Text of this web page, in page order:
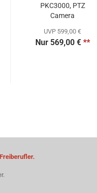
PKC3000, PTZ
Camera
UVP 599,00 €
Nur 569,00 €**